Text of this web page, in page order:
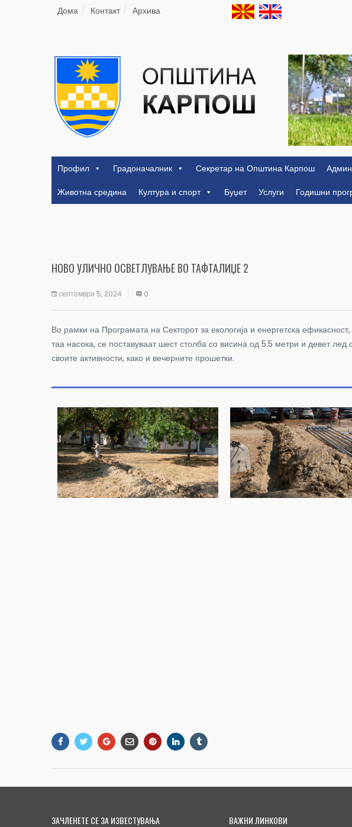
Дома Контакт Архива
Профил Градоначалник Секретар на Општина Карпош
Животна средина
Култура и спорт Буџет Услуги Годишни
НОВО УЛИЧНО ОСВЕТЛУВАЊЕ ВО ТАФТАЛИЏЕ 2
септември 5, 2024 0
Во рамки на Програмата на Секторот за екологија и енергетска
таа насока, се поставуваат шест столба со висина од 5.5 метри и девет
своите активности, како и вечерните прошетки.
ЗАЧЛЕНЕТЕ СЕ ЗА ИЗВЕСТУВАЊА ВАЖНИ ЛИНКОВИ